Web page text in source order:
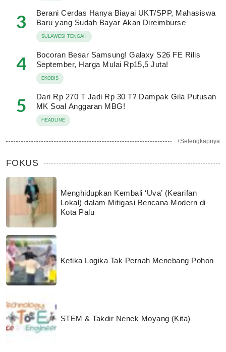
3
Berani Cerdas Hanya Biayai UKT/SPP, Mahasiswa
Baru yang Sudah Bayar Akan Direimburse
SULAWESI TENGAH
4
Bocoran Besar Samsung! Galaxy S26 FE Rilis
September, Harga Mulai Rp15,5 Juta!
EKOBIS
5
Dari Rp 270 T Jadi Rp 30 T? Dampak Gila Putusan
MK Soal Anggaran MBG!
HEADLINE
+Selengkapnya
FOKUS
Menghidupkan Kembali ‘Uva’ (Kearifan
Lokal) dalam Mitigasi Bencana Modern di
Kota Palu
Ketika Logika Tak Pernah Menebang Pohon
STEM & Takdir Nenek Moyang (Kita)